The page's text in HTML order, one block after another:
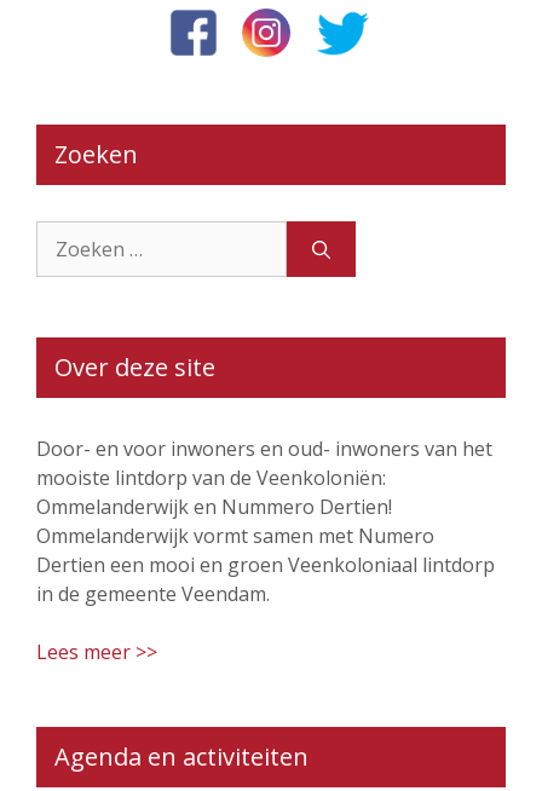
Zoeken
naar:
Over deze site
Door- en voor inwoners en oud- inwoners van het
mooiste lintdorp van de Veenkoloniën:
Ommelanderwijk en Nummero Dertien!
Ommelanderwijk vormt samen met Numero
Dertien een mooi en groen Veenkoloniaal lintdorp
in de gemeente Veendam.
Lees meer >>
Agenda en activiteiten